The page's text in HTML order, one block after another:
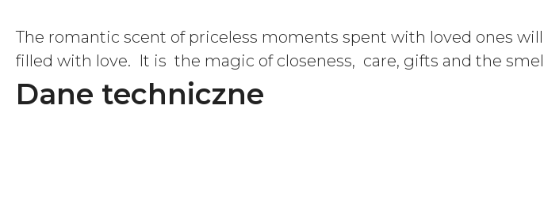
The romantic scent of priceless moments spent with loved ones
filled with love. It is the magic of closeness, care, gifts and the
Dane techniczne